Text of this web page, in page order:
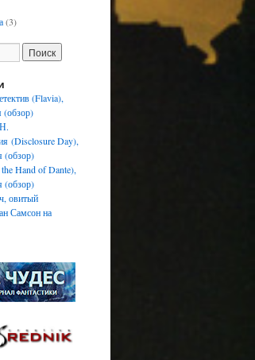
(3)
(Flavia),
(обзор)
(Disclosure Day),
(обзор)
Hand of Dante),
(обзор)
овитый
Самсон на